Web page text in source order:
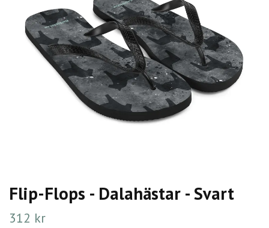
Flip-Flops - Dalahästar - Svart
312 kr